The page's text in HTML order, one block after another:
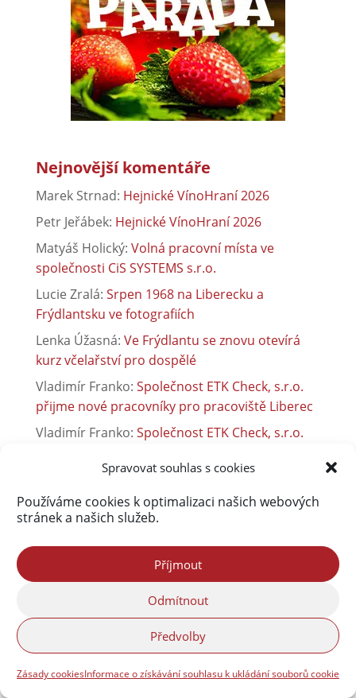
Spravovat souhlas s cookies
Používáme cookies k optimalizaci našich webových
stránek a našich služeb.
Příjmout
Odmítnout
Předvolby
Zásady cookiesInformace o získávání souhlasu k ukládání souborů cookie
Nejnovější komentáře
Marek Strnad: Hejnické VínoHraní 2026
Petr Jeřábek: Hejnické VínoHraní 2026
Matyáš Holický: Volná pracovní místa ve
společnosti CiS SYSTEMS s.r.o.
Lucie Zralá: Srpen 1968 na Liberecku a
Frýdlantsku ve fotografiích
Lenka Úžasná: Ve Frýdlantu se znovu otevírá
kurz včelařství pro dospělé
Vladimír Franko: Společnost ETK Check, s.r.o.
přijme nové pracovníky pro pracoviště Liberec
Vladimír Franko: Společnost ETK Check, s.r.o.
Martin Hodonicky